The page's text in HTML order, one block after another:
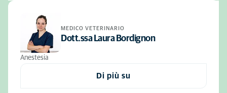
MEDICO VETERINARIO
Dott.ssa Laura Bordignon
Anestesia
Di più su